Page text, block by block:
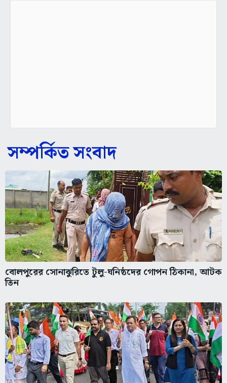
সম্পর্কিত সংবাদ
বোলপুরের সোনাঝুরিতে টুলু-ঘনিষ্ঠদের গোপন ঠিকানা, আটক
তিন